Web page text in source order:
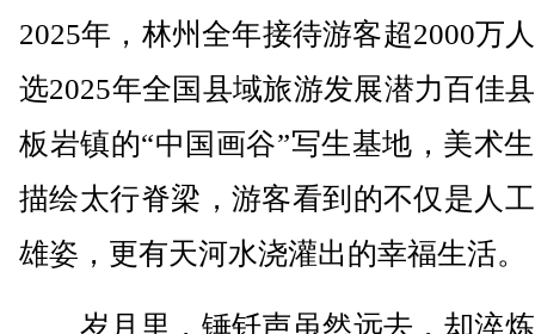
2025年，林州全年接待游客超2000万
选2025年全国县域旅游发展潜力百佳
板岩镇的“中国画谷”写生基地，美术
描绘太行脊梁，游客看到的不仅是人
雄姿，更有天河水浇灌出的幸福生活。
岁月里，锤钎声虽然远去，却淬